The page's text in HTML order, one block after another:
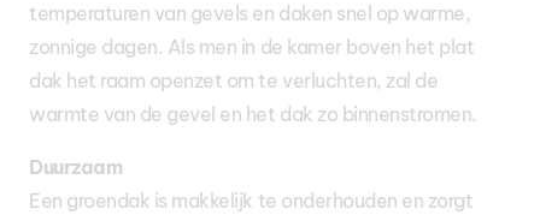
temperaturen van gevels en daken snel op warme,
zonnige dagen. Als men in de kamer boven het plat
dak het raam openzet om te verluchten, zal de
warmte van de gevel en het dak zo binnenstromen.
Duurzaam
Een groendak is makkelijk te onderhouden en zorgt